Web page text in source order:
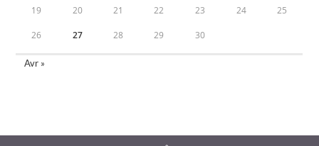
19 20 21 22 23 24 25
26 27 28 29 30
Avr »